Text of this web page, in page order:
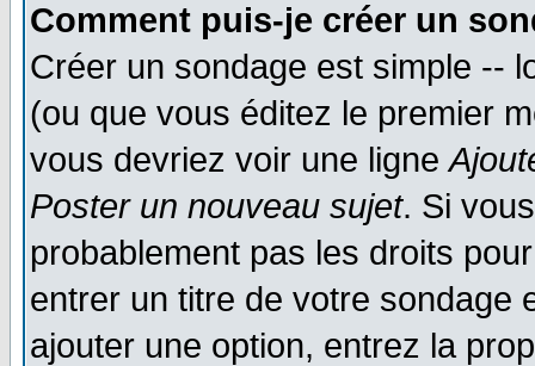
Comment puis-je créer un
Créer un sondage est simple --
(ou que vous éditez le premier
vous devriez voir une ligne
Poster un nouveau sujet. Si
probablement pas les droits
entrer un titre de votre sondage
ajouter une option, entrez la